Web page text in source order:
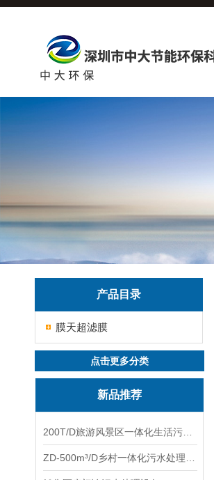
产品目录
膜天超滤膜
点击更多分类
新品推荐